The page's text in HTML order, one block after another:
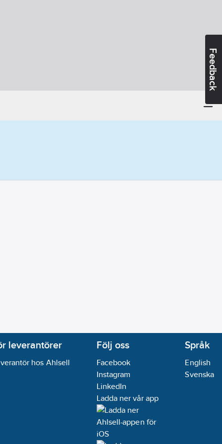
Feedback
leverantörer
hos Ahlsell
Följ oss
Facebook
Instagram
LinkedIn
Ladda ner vår app
Språk
English
Svenska